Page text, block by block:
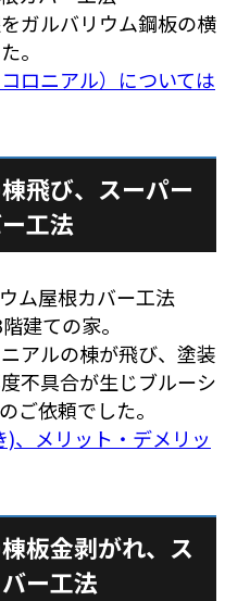
ガルバリウム鋼板の横
。
ロニアル）については
飛び、スーパー
工法
建ての家。
アルの棟が飛び、塗装
不具合が生じブルーシ
ご依頼でした。
、メリット・デメリッ
板金剥がれ、ス
ー工法